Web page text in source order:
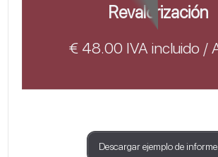
Revalorización
€ 48.00 IVA incluido /
Descargar ejemplo de informe